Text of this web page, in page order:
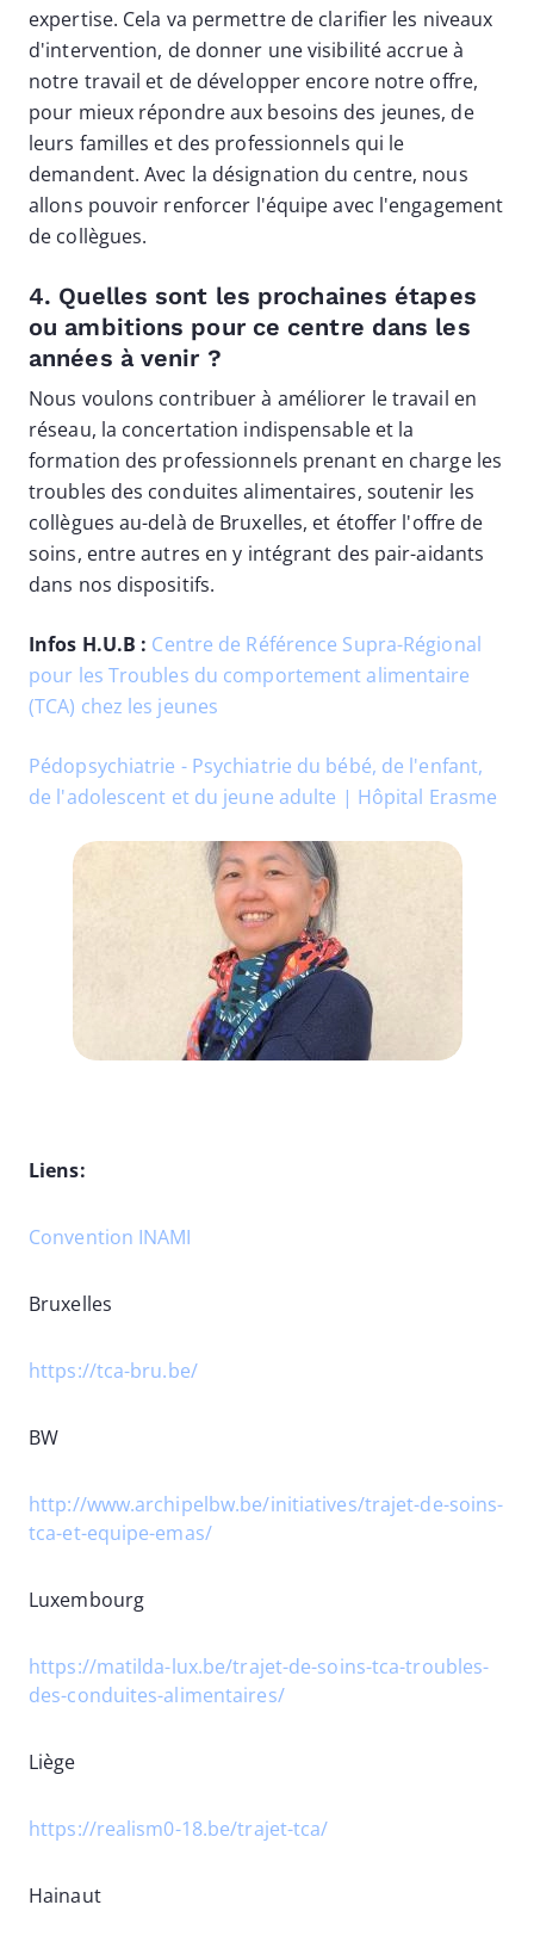
expertise. Cela va permettre de clarifier les niveaux
d'intervention, de donner une visibilité accrue à
notre travail et de développer encore notre offre,
pour mieux répondre aux besoins des jeunes, de
leurs familles et des professionnels qui le
demandent. Avec la désignation du centre, nous
allons pouvoir renforcer l'équipe avec l'engagement
de collègues.
4. Quelles sont les prochaines étapes
ou ambitions pour ce centre dans les
années à venir ?
Nous voulons contribuer à améliorer le travail en
réseau, la concertation indispensable et la
formation des professionnels prenant en charge les
troubles des conduites alimentaires, soutenir les
collègues au-delà de Bruxelles, et étoffer l'offre de
soins, entre autres en y intégrant des pair-aidants
dans nos dispositifs.
Infos H.U.B : Centre de Référence Supra-Régional
pour les Troubles du comportement alimentaire
(TCA) chez les jeunes
Pédopsychiatrie - Psychiatrie du bébé, de l'enfant,
de l'adolescent et du jeune adulte | Hôpital Erasme
Liens:
Convention INAMI
Bruxelles
https://tca-bru.be/
BW
http://www.archipelbw.be/initiatives/trajet-de-soins-
tca-et-equipe-emas/
Luxembourg
https://matilda-lux.be/trajet-de-soins-tca-troubles-
des-conduites-alimentaires/
Liège
https://realism0-18.be/trajet-tca/
Hainaut